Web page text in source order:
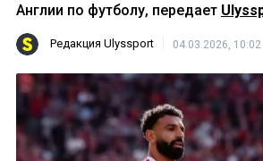
Англии по футболу, передает
Редакция Ulyssport 04.03.2026, 10:02